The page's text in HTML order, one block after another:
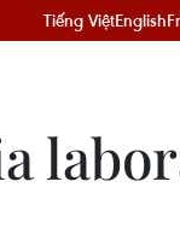
Tiếng ViệtEnglish